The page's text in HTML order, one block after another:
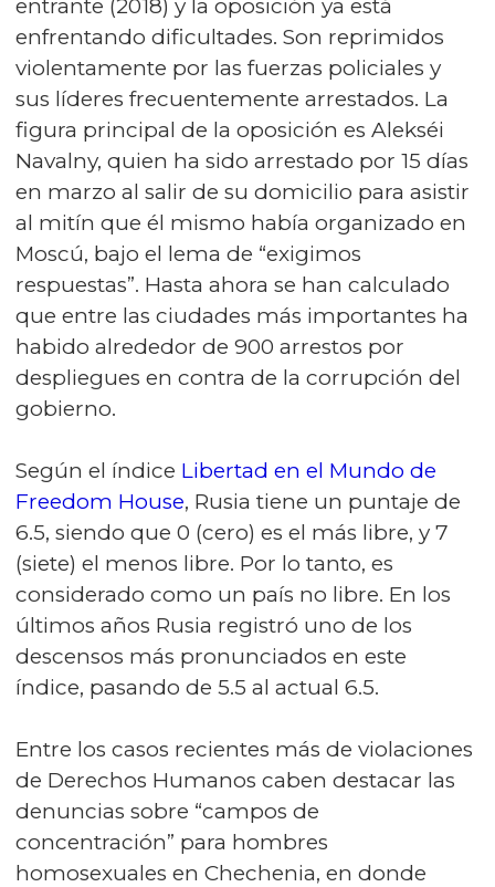
entrante (2018) y la oposición ya está
enfrentando dificultades. Son reprimidos
violentamente por las fuerzas policiales y
sus líderes frecuentemente arrestados. La
figura principal de la oposición es Alekséi
Navalny, quien ha sido arrestado por 15 días
en marzo al salir de su domicilio para asistir
al mitín que él mismo había organizado en
Moscú, bajo el lema de “exigimos
respuestas”. Hasta ahora se han calculado
que entre las ciudades más importantes ha
habido alrededor de 900 arrestos por
despliegues en contra de la corrupción del
gobierno.
Según el índice Libertad en el Mundo de
Freedom House, Rusia tiene un puntaje de
6.5, siendo que 0 (cero) es el más libre, y 7
(siete) el menos libre. Por lo tanto, es
considerado como un país no libre. En los
últimos años Rusia registró uno de los
descensos más pronunciados en este
índice, pasando de 5.5 al actual 6.5.
Entre los casos recientes más de violaciones
de Derechos Humanos caben destacar las
denuncias sobre “campos de
concentración” para hombres
homosexuales en Chechenia, en donde